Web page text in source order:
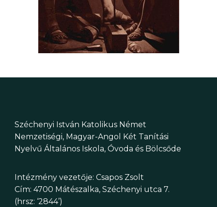
Széchenyi István Katolikus Német
Nemzetiségi, Magyar-Angol Két Tanítási
Nyelvű Általános Iskola, Óvoda és Bölcsőde
Intézmény vezetője: Csapos Zsolt
Cím: 4700 Mátészalka, Széchenyi utca 7.
(hrsz: ‘2844’)